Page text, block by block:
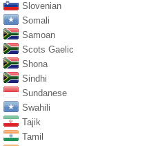
Slovenian
Somali
Samoan
Scots Gaelic
Shona
Sindhi
Sundanese
Swahili
Tajik
Tamil